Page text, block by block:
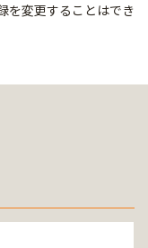
を変更することはでき